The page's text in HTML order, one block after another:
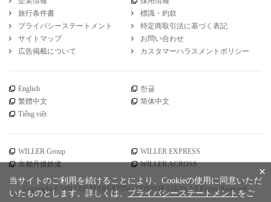
旅行条件書
標識・約款
プライバシーステートメント
特定商取引法に基づく表記
サイトマップ
お問い合わせ
広告掲載について
カスタマーハラスメントポリシー
English
한글
繁體中文
简体中文
Tiếng việt
WILLER Group
WILLER EXPRESS
京都丹後鉄道
WILLER ACROSS
Copyright © WILLER MARKETING CORPORATION All Rights Reserved.
×
当サイトのご利用を続けることにより、Cookieの使用に同意いただ
いたものとします。詳しくは、プライバシーステートメント をご